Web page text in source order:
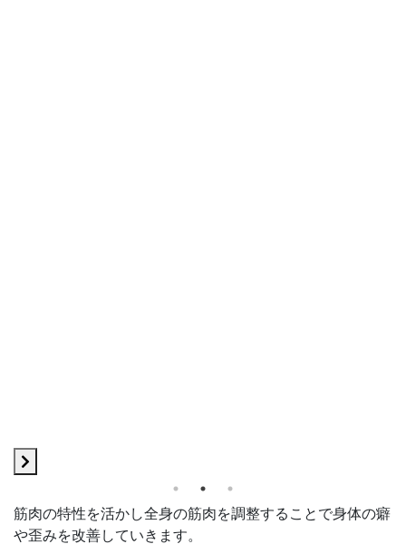
筋肉の特性を活かし全身の筋肉を調整することで身体の癖
や歪みを改善していきます。